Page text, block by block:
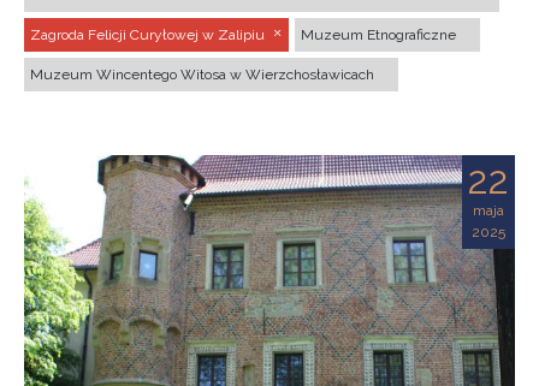
Zagroda Felicji Curyłowej w Zalipiu Muzeum Etnograficzne
Muzeum Wincentego Witosa w Wierzchosławicach
22
maja
2025